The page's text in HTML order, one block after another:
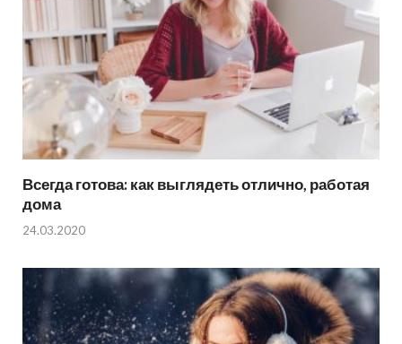
Всегда готова: как выглядеть отлично, работая
дома
24.03.2020